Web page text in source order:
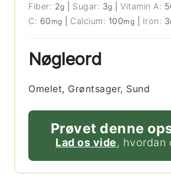
Fiber: 2g Sugar: 3g |Vitamin A:
C: 60 mg Calcium: 100mg Iron: 3
Nøgleord
Omelet, Grøntsager, Sund
Prøvet denne
Lad os vide, hvordan